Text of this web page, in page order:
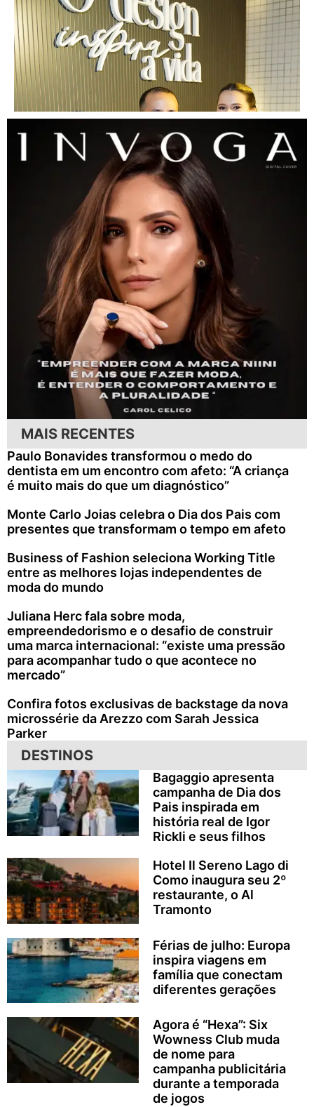
MAIS RECENTES
Paulo Bonavides transformou o medo do
dentista em um encontro com afeto: “A criança
é muito mais do que um diagnóstico”
Monte Carlo Joias celebra o Dia dos Pais com
presentes que transformam o tempo em afeto
Business of Fashion seleciona Working Title
entre as melhores lojas independentes de
moda do mundo
Juliana Herc fala sobre moda,
empreendedorismo e o desafio de construir
uma marca internacional: “existe uma pressão
para acompanhar tudo o que acontece no
mercado”
Confira fotos exclusivas de backstage da nova
microssérie da Arezzo com Sarah Jessica
Parker
DESTINOS
Bagaggio apresenta
campanha de Dia dos
Pais inspirada em
história real de Igor
Rickli e seus filhos
Hotel Il Sereno Lago di
Como inaugura seu 2º
restaurante, o Al
Tramonto
Férias de julho: Europa
inspira viagens em
família que conectam
diferentes gerações
Agora é “Hexa”: Six
Wowness Club muda
de nome para
campanha publicitária
durante a temporada
de jogos